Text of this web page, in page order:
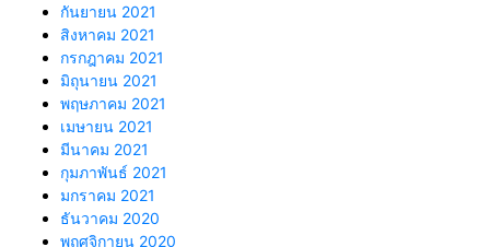
กันยายน 2021
สิงหาคม 2021
กรกฎาคม 2021
มิถุนายน 2021
พฤษภาคม 2021
เมษายน 2021
มีนาคม 2021
กุมภาพันธ์ 2021
มกราคม 2021
ธันวาคม 2020
พฤศจิกายน 2020